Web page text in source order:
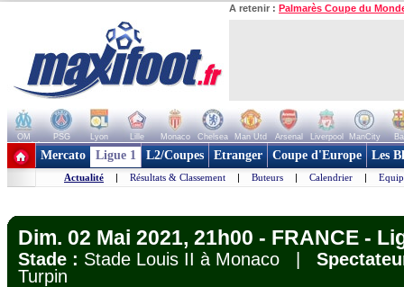
A retenir : Palmarès Coupe du
OM PSG Lyon Lille Monaco Chelsea Man Utd Arsenal Liverpool ManCity
+ de clubs
Mercato Ligue 1 L2/Coupes Etranger Coupe d'Europe Les
Actualité | Résultats & Classement | Buteurs | Calendrier |
Dim. 02 Mai 2021, 21h00 - FRANCE -
Stade : Stade Louis II à Monaco |
Turpin